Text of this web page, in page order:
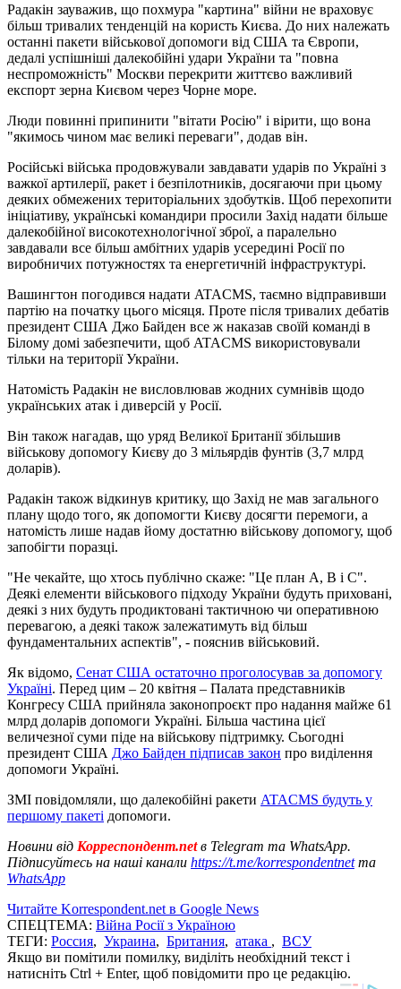
Радакін зауважив, що похмура "картина" війни не враховує
більш тривалих тенденцій на користь Києва. До них належать
останні пакети військової допомоги від США та Європи,
дедалі успішніші далекобійні удари України та "повна
неспроможність" Москви перекрити життєво важливий
експорт зерна Києвом через Чорне море.
Люди повинні припинити "вітати Росію" і вірити, що вона
"якимось чином має великі переваги", додав він.
Російські війська продовжували завдавати ударів по Україні з
важкої артилерії, ракет і безпілотників, досягаючи при цьому
деяких обмежених територіальних здобутків. Щоб перехопити
ініціативу, українські командири просили Захід надати більше
далекобійної високотехнологічної зброї, а паралельно
завдавали все більш амбітних ударів усередині Росії по
виробничих потужностях та енергетичній інфраструктурі.
Вашингтон погодився надати ATACMS, таємно відправивши
партію на початку цього місяця. Проте після тривалих дебатів
президент США Джо Байден все ж наказав своїй команді в
Білому домі забезпечити, щоб ATACMS використовували
тільки на території України.
Натомість Радакін не висловлював жодних сумнівів щодо
українських атак і диверсій у Росії.
Він також нагадав, що уряд Великої Британії збільшив
військову допомогу Києву до 3 мільярдів фунтів (3,7 млрд
доларів).
Радакін також відкинув критику, що Захід не мав загального
плану щодо того, як допомогти Києву досягти перемоги, а
натомість лише надав йому достатню військову допомогу, щоб
запобігти поразці.
"Не чекайте, що хтось публічно скаже: "Це план А, В і С".
Деякі елементи військового підходу України будуть приховані,
деякі з них будуть продиктовані тактичною чи оперативною
перевагою, а деякі також залежатимуть від більш
фундаментальних аспектів", - пояснив військовий.
Як відомо, Сенат США остаточно проголосував за допомогу
Україні. Перед цим – 20 квітня – Палата представників
Конгресу США прийняла законопроєкт про надання майже 61
млрд доларів допомоги Україні. Більша частина цієї
величезної суми піде на військову підтримку. Сьогодні
президент США Джо Байден підписав закон про виділення
допомоги Україні.
ЗМІ повідомляли, що далекобійні ракети ATACMS будуть у
першому пакеті допомоги.
Новини від Корреспондент.netв Telegram та WhatsApp.
Підписуйтесь на наші канали https://t.me/korrespondentnetта
WhatsApp
Читайте Korrespondent.net в Google News
СПЕЦТЕМА: Війна Росії з Україною
ТЕГИ: Россия, Украина, Британия, атака , ВСУ
Якщо ви помітили помилку, виділіть необхідний текст і
натисніть Ctrl + Enter, щоб повідомити про це редакцію.